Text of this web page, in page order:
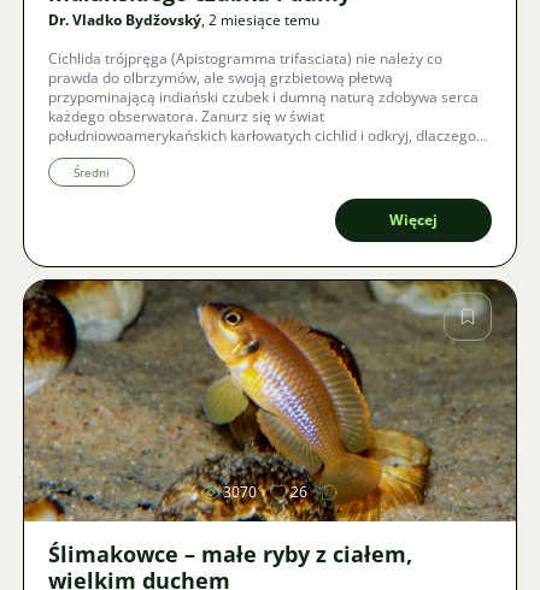
Dr. Vladko Bydžovský, 2 miesiące temu
Cichlida trójpręga (Apistogramma trifasciata) nie należy co
prawda do olbrzymów, ale swoją grzbietową płetwą
przypominającą indiański czubek i dumną naturą zdobywa serca
każdego obserwatora. Zanurz się w świat
południowoamerykańskich karłowatych cichlid i odkryj, dlaczego
ten klejnot z dorzecza Rio Paraguay jest wyzwaniem, które warto
podjąć, mimo jego wolniejszego wzrostu i specyficznych wymagań
dotyczących czystości wody.
Średni
Więcej
Zdjęcie
3070 26
Ślimakowce – małe ryby z ciałem,
wielkim duchem